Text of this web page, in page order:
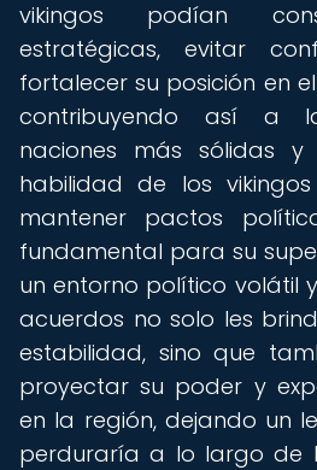
vikingos podían
estratégicas, evitar
fortalecer su posición en
contribuyendo así a
naciones más sólidas y
habilidad de los
mantener pactos
fundamental para su
un entorno político volátil
acuerdos no solo les
estabilidad, sino que
proyectar su poder y
en la región, dejando un
perduraría a lo largo de